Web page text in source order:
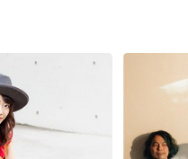
シンガーグループ